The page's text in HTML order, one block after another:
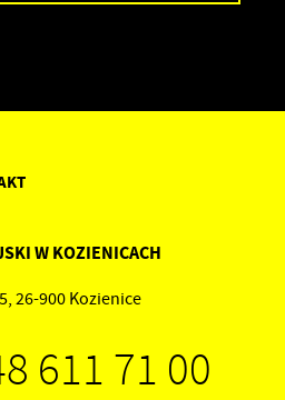
W KOZIENICACH
26-900 Kozienice
611 71 00